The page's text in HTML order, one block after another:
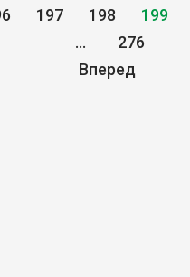
197 198 199
...
276
Вперед